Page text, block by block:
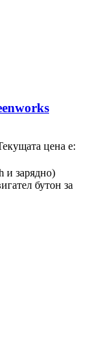
цена е:
и зарядно)
бутон за